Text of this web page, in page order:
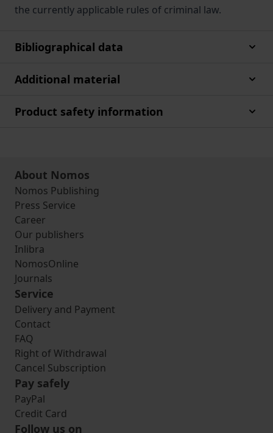
the currently applicable rules of criminal law.
Bibliographical data
Additional material
Product safety information
About Nomos
Nomos Publishing
Press Service
Career
Our publishers
Inlibra
NomosOnline
Journals
Service
Delivery and Payment
Contact
FAQ
Right of Withdrawal
Cancel Subscription
Pay safely
PayPal
Credit Card
Follow us on